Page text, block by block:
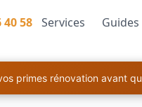
40 58 Services Guides
primes rénovation avant